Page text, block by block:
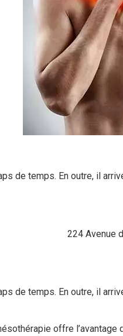
de temps. En outre, il
224 Avenue
de temps. En outre, il
offre l’avantage